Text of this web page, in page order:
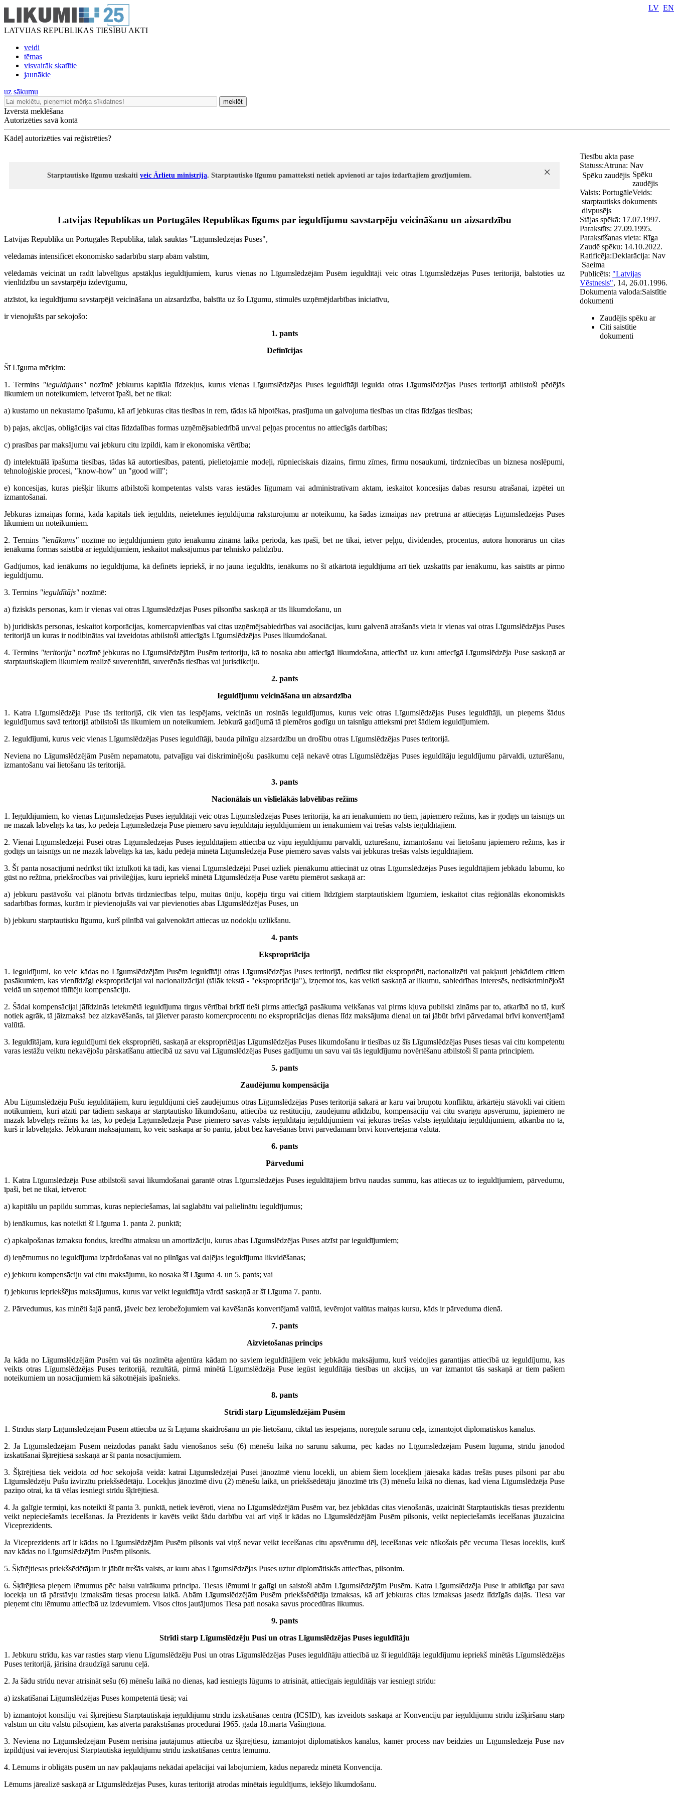
LATVIJAS REPUBLIKAS TIESĪBU AKTI
veidi
tēmas
visvairāk skatītie
jaunākie
LV EN
uz sākumu
meklēt
Izvērstā meklēšana
Autorizēties savā kontā
Kādēļ autorizēties vai reģistrēties?
Starptautisko līgumu uzskaiti veic Ārlietu ministrija. Starptautisko līgumu pamatteksti netiek apvienoti ar tajos izdarītajiem grozījumiem.
Latvijas Republikas un Portugāles Republikas līgums par ieguldījumu savstarpēju veicināšanu un aizsardzību
Latvijas Republika un Portugāles Republika, tālāk sauktas "Līgumslēdzējas Puses",
vēlēdamās intensificēt ekonomisko sadarbību starp abām valstīm,
vēlēdamās veicināt un radīt labvēlīgus apstākļus ieguldījumiem, kurus vienas no Līgumslēdzējām Pusēm ieguldītāji veic otras Līgumslēdzējas Puses teritorijā, balstoties uz
vienlīdzību un savstarpēju izdevīgumu,
atzīstot, ka ieguldījumu savstarpējā veicināšana un aizsardzība, balstīta uz šo Līgumu, stimulēs uzņēmējdarbības iniciatīvu,
ir vienojušās par sekojošo:
1. pants
Definīcijas
Šī Līguma mērķim:
1. Termins "ieguldījums"nozīmē jebkurus kapitāla līdzekļus, kurus vienas Līgumslēdzējas Puses ieguldītāji iegulda otras Līgumslēdzējas Puses teritorijā atbilstoši pēdējās
likumiem un noteikumiem, ietverot īpaši, bet ne tikai:
a) kustamo un nekustamo īpašumu, kā arī jebkuras citas tiesības in rem, tādas kā hipotēkas, prasījuma un galvojuma tiesības un citas līdzīgas tiesības;
b) pajas, akcijas, obligācijas vai citas līdzdalības formas uzņēmējsabiedrībā un/vai peļņas procentus no attiecīgās darbības;
c) prasības par maksājumu vai jebkuru citu izpildi, kam ir ekonomiska vērtība;
d) intelektuālā īpašuma tiesības, tādas kā autortiesības, patenti, pielietojamie modeļi, rūpnieciskais dizains, firmu zīmes, firmu nosaukumi, tirdzniecības un biznesa noslēpumi,
tehnoloģiskie procesi, "know-how" un "good will";
e) koncesijas, kuras piešķir likums atbilstoši kompetentas valsts varas iestādes līgumam vai administratīvam aktam, ieskaitot koncesijas dabas resursu atrašanai, izpētei un
izmantošanai.
Jebkuras izmaiņas formā, kādā kapitāls tiek ieguldīts, neietekmēs ieguldījuma raksturojumu ar noteikumu, ka šādas izmaiņas nav pretrunā ar attiecīgās Līgumslēdzējas Puses
likumiem un noteikumiem.
2. Termins "ienākums"nozīmē no ieguldījumiem gūto ienākumu zināmā laika periodā, kas īpaši, bet ne tikai, ietver peļņu, dividendes, procentus, autora honorārus un citas
ienākuma formas saistībā ar ieguldījumiem, ieskaitot maksājumus par tehnisko palīdzību.
Gadījumos, kad ienākums no ieguldījuma, kā definēts iepriekš, ir no jauna ieguldīts, ienākums no šī atkārtotā ieguldījuma arī tiek uzskatīts par ienākumu, kas saistīts ar pirmo
ieguldījumu.
3. Termins "ieguldītājs" nozīmē:
a) fiziskās personas, kam ir vienas vai otras Līgumslēdzējas Puses pilsonība saskaņā ar tās likumdošanu, un
b) juridiskās personas, ieskaitot korporācijas, komercapvienības vai citas uzņēmējsabiedrības vai asociācijas, kuru galvenā atrašanās vieta ir vienas vai otras Līgumslēdzējas Puses
teritorijā un kuras ir nodibinātas vai izveidotas atbilstoši attiecīgās Līgumslēdzējas Puses likumdošanai.
4. Termins "teritorija"nozīmē jebkuras no Līgumslēdzējām Pusēm teritoriju, kā to nosaka abu attiecīgā likumdošana, attiecībā uz kuru attiecīgā Līgumslēdzēja Puse saskaņā ar
starptautiskajiem likumiem realizē suverenitāti, suverēnās tiesības vai jurisdikciju.
2. pants
Ieguldījumu veicināšana un aizsardzība
1. Katra Līgumslēdzēja Puse tās teritorijā, cik vien tas iespējams, veicinās un rosinās ieguldījumus, kurus veic otras Līgumslēdzējas Puses ieguldītāji, un pieņems šādus
ieguldījumus savā teritorijā atbilstoši tās likumiem un noteikumiem. Jebkurā gadījumā tā piemēros godīgu un taisnīgu attieksmi pret šādiem ieguldījumiem.
2. Ieguldījumi, kurus veic vienas Līgumslēdzējas Puses ieguldītāji, bauda pilnīgu aizsardzību un drošību otras Līgumslēdzējas Puses teritorijā.
Neviena no Līgumslēdzējām Pusēm nepamatotu, patvaļīgu vai diskriminējošu pasākumu ceļā nekavē otras Līgumslēdzējas Puses ieguldītāju ieguldījumu pārvaldi, uzturēšanu,
izmantošanu vai lietošanu tās teritorijā.
3. pants
Nacionālais un vislielākās labvēlības režīms
1. Ieguldījumiem, ko vienas Līgumslēdzējas Puses ieguldītāji veic otras Līgumslēdzējas Puses teritorijā, kā arī ienākumiem no tiem, jāpiemēro režīms, kas ir godīgs un taisnīgs un
ne mazāk labvēlīgs kā tas, ko pēdējā Līgumslēdzēja Puse piemēro savu ieguldītāju ieguldījumiem un ienākumiem vai trešās valsts ieguldītājiem.
2. Vienai Līgumslēdzējai Pusei otras Līgumslēdzējas Puses ieguldītājiem attiecībā uz viņu ieguldījumu pārvaldi, uzturēšanu, izmantošanu vai lietošanu jāpiemēro režīms, kas ir
godīgs un taisnīgs un ne mazāk labvēlīgs kā tas, kādu pēdējā minētā Līgumslēdzēja Puse piemēro savas valsts vai jebkuras trešās valsts ieguldītājiem.
3. Šī panta nosacījumi nedrīkst tikt iztulkoti kā tādi, kas vienai Līgumslēdzējai Pusei uzliek pienākumu attiecināt uz otras Līgumslēdzējas Puses ieguldītājiem jebkādu labumu, ko
gūst no režīma, priekšrocības vai privilēģijas, kuru iepriekš minētā Līgumslēdzēja Puse varētu piemērot saskaņā ar:
a) jebkuru pastāvošu vai plānotu brīvās tirdzniecības telpu, muitas ūniju, kopēju tirgu vai citiem līdzīgiem starptautiskiem līgumiem, ieskaitot citas reģionālās ekonomiskās
sadarbības formas, kurām ir pievienojušās vai var pievienoties abas Līgumslēdzējas Puses, un
b) jebkuru starptautisku līgumu, kurš pilnībā vai galvenokārt attiecas uz nodokļu uzlikšanu.
4. pants
Ekspropriācija
1. Ieguldījumi, ko veic kādas no Līgumslēdzējām Pusēm ieguldītāji otras Līgumslēdzējas Puses teritorijā, nedrīkst tikt ekspropriēti, nacionalizēti vai pakļauti jebkādiem citiem
pasākumiem, kas vienlīdzīgi ekspropriācijai vai nacionalizācijai (tālāk tekstā - "ekspropriācija"), izņemot tos, kas veikti saskaņā ar likumu, sabiedrības interesēs, nediskriminējošā
veidā un saņemot tūlītēju kompensāciju.
2. Šādai kompensācijai jālīdzinās ietekmētā ieguldījuma tirgus vērtībai brīdī tieši pirms attiecīgā pasākuma veikšanas vai pirms kļuva publiski zināms par to, atkarībā no tā, kurš
notiek agrāk, tā jāizmaksā bez aizkavēšanās, tai jāietver parasto komercprocentu no ekspropriācijas dienas līdz maksājuma dienai un tai jābūt brīvi pārvedamai brīvi konvertējamā
valūtā.
3. Ieguldītājam, kura ieguldījumi tiek ekspropriēti, saskaņā ar ekspropriētājas Līgumslēdzējas Puses likumdošanu ir tiesības uz šīs Līgumslēdzējas Puses tiesas vai citu kompetentu
varas iestāžu veiktu nekavējošu pārskatīšanu attiecībā uz savu vai Līgumslēdzējas Puses gadījumu un savu vai tās ieguldījumu novērtēšanu atbilstoši šī panta principiem.
5. pants
Zaudējumu kompensācija
Abu Līgumslēdzēju Pušu ieguldītājiem, kuru ieguldījumi cieš zaudējumus otras Līgumslēdzējas Puses teritorijā sakarā ar karu vai bruņotu konfliktu, ārkārtēju stāvokli vai citiem
notikumiem, kuri atzīti par tādiem saskaņā ar starptautisko likumdošanu, attiecībā uz restitūciju, zaudējumu atlīdzību, kompensāciju vai citu svarīgu apsvērumu, jāpiemēro ne
mazāk labvēlīgs režīms kā tas, ko pēdējā Līgumslēdzēja Puse piemēro savas valsts ieguldītāju ieguldījumiem vai jekuras trešās valsts ieguldītāju ieguldījumiem, atkarībā no tā,
kurš ir labvēlīgāks. Jebkuram maksājumam, ko veic saskaņā ar šo pantu, jābūt bez kavēšanās brīvi pārvedamam brīvi konvertējamā valūtā.
6. pants
Pārvedumi
1. Katra Līgumslēdzēja Puse atbilstoši savai likumdošanai garantē otras Līgumslēdzējas Puses ieguldītājiem brīvu naudas summu, kas attiecas uz to ieguldījumiem, pārvedumu,
īpaši, bet ne tikai, ietverot:
a) kapitālu un papildu summas, kuras nepieciešamas, lai saglabātu vai palielinātu ieguldījumus;
b) ienākumus, kas noteikti šī Līguma 1. panta 2. punktā;
c) apkalpošanas izmaksu fondus, kredītu atmaksu un amortizāciju, kurus abas Līgumslēdzējas Puses atzīst par ieguldījumiem;
d) ieņēmumus no ieguldījuma izpārdošanas vai no pilnīgas vai daļējas ieguldījuma likvidēšanas;
e) jebkuru kompensāciju vai citu maksājumu, ko nosaka šī Līguma 4. un 5. pants; vai
f) jebkurus iepriekšējus maksājumus, kurus var veikt ieguldītāja vārdā saskaņā ar šī Līguma 7. pantu.
2. Pārvedumus, kas minēti šajā pantā, jāveic bez ierobežojumiem vai kavēšanās konvertējamā valūtā, ievērojot valūtas maiņas kursu, kāds ir pārveduma dienā.
7. pants
Aizvietošanas princips
Ja kāda no Līgumslēdzējām Pusēm vai tās nozīmēta aģentūra kādam no saviem ieguldītājiem veic jebkādu maksājumu, kurš veidojies garantijas attiecībā uz ieguldījumu, kas
veikts otras Līgumslēdzējas Puses teritorijā, rezultātā, pirmā minētā Līgumslēdzēja Puse iegūst ieguldītāja tiesības un akcijas, un var izmantot tās saskaņā ar tiem pašiem
noteikumiem un nosacījumiem kā sākotnējais īpašnieks.
8. pants
Strīdi starp Līgumslēdzējām Pusēm
1. Strīdus starp Līgumslēdzējām Pusēm attiecībā uz šī Līguma skaidrošanu un pie-lietošanu, ciktāl tas iespējams, noregulē sarunu ceļā, izmantojot diplomātiskos kanālus.
2. Ja Līgumslēdzējām Pusēm neizdodas panākt šādu vienošanos sešu (6) mēnešu laikā no sarunu sākuma, pēc kādas no Līgumslēdzējām Pusēm lūguma, strīdu jānodod
izskatīšanai šķīrējtiesā saskaņā ar šī panta nosacījumiem.
3. Šķīrējtiesa tiek veidota ad hocsekojošā veidā: katrai Līgumslēdzējai Pusei jānozīmē vienu locekli, un abiem šiem locekļiem jāiesaka kādas trešās puses pilsoni par abu
Līgumslēdzēju Pušu izvirzītu priekšsēdētāju. Locekļus jānozīmē divu (2) mēnešu laikā, un priekšsēdētāju jānozīmē trīs (3) mēnešu laikā no dienas, kad viena Līgumslēdzēja Puse
paziņo otrai, ka tā vēlas iesniegt strīdu šķīrējtiesā.
4. Ja galīgie termiņi, kas noteikti šī panta 3. punktā, netiek ievēroti, viena no Līgumslēdzējām Pusēm var, bez jebkādas citas vienošanās, uzaicināt Starptautiskās tiesas prezidentu
veikt nepieciešamās iecelšanas. Ja Prezidents ir kavēts veikt šādu darbību vai arī viņš ir kādas no Līgumslēdzējām Pusēm pilsonis, veikt nepieciešamās iecelšanas jāuzaicina
Viceprezidents.
Ja Viceprezidents arī ir kādas no Līgumslēdzējām Pusēm pilsonis vai viņš nevar veikt iecelšanas citu apsvērumu dēļ, iecelšanas veic nākošais pēc vecuma Tiesas loceklis, kurš
nav kādas no Līgumslēdzējām Pusēm pilsonis.
5. Šķīrējtiesas priekšsēdētājam ir jābūt trešās valsts, ar kuru abas Līgumslēdzējas Puses uztur diplomātiskās attiecības, pilsonim.
6. Šķīrējtiesa pieņem lēmumus pēc balsu vairākuma principa. Tiesas lēmumi ir galīgi un saistoši abām Līgumslēdzējām Pusēm. Katra Līgumslēdzēja Puse ir atbildīga par sava
locekļa un tā pārstāvju izmaksām tiesas procesu laikā. Abām Līgumslēdzējām Pusēm priekšsēdētāja izmaksas, kā arī jebkuras citas izmaksas jasedz līdzīgās daļās. Tiesa var
pieņemt citu lēmumu attiecībā uz izdevumiem. Visos citos jautājumos Tiesa pati nosaka savus procedūras likumus.
9. pants
Strīdi starp Līgumslēdzēju Pusi un otras Līgumslēdzējas Puses ieguldītāju
1. Jebkuru strīdu, kas var rasties starp vienu Līgumslēdzēju Pusi un otras Līgumslēdzējas Puses ieguldītāju attiecībā uz šī ieguldītāja ieguldījumu iepriekš minētās Līgumslēdzējas
Puses teritorijā, jārisina draudzīgā sarunu ceļā.
2. Ja šādu strīdu nevar atrisināt sešu (6) mēnešu laikā no dienas, kad iesniegts lūgums to atrisināt, attiecīgais ieguldītājs var iesniegt strīdu:
a) izskatīšanai Līgumslēdzējas Puses kompetentā tiesā; vai
b) izmantojot konsīliju vai šķīrējtiesu Starptautiskajā ieguldījumu strīdu izskatīšanas centrā (ICSID), kas izveidots saskaņā ar Konvenciju par ieguldījumu strīdu izšķiršanu starp
valstīm un citu valstu pilsoņiem, kas atvērta parakstīšanās procedūrai 1965. gada 18.martā Vašingtonā.
3. Neviena no Līgumslēdzējām Pusēm nerisina jautājumus attiecībā uz šķīrējtiesu, izmantojot diplomātiskos kanālus, kamēr process nav beidzies un Līgumslēdzēja Puse nav
izpildījusi vai ievērojusi Starptautiskā ieguldījumu strīdu izskatīšanas centra lēmumu.
4. Lēmums ir obligāts pusēm un nav pakļaujams nekādai apelācijai vai labojumiem, kādus neparedz minētā Konvencija.
Lēmums jārealizē saskaņā ar Līgumslēdzējas Puses, kuras teritorijā atrodas minētais ieguldījums, iekšējo likumdošanu.
Tiesību akta pase
Statuss:
Spēku zaudējis Spēku
zaudējis
Valsts: PortugāleVeids:
starptautisks dokuments
divpusējs
Stājas spēkā: 17.07.1997.
Parakstīts: 27.09.1995.
Parakstīšanas vieta: Rīga
Zaudē spēku: 14.10.2022.
Ratificēja:
Saeima
Atruna: Nav
Deklarācija: Nav
Publicēts: "Latvijas
Vēstnesis", 14, 26.01.1996.
Dokumenta valoda:Saistītie
dokumenti
Zaudējis spēku ar
Citi saistītie
dokumenti